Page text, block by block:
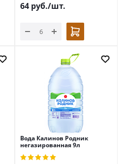
64 руб./шт.
Вода Калинов Родник
негазированная 9л